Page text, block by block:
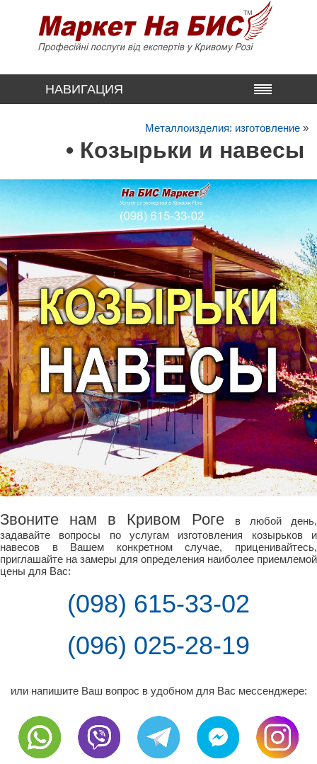
НАВИГАЦИЯ
Металлоизделия: изготовление »
• Козырьки и навесы
Звоните нам в Кривом Роге
в любой день,
задавайте вопросы по услугам изготовления козырьков и
навесов в Вашем конкретном случае, приценивайтесь,
приглашайте на замеры для определения наиболее приемлемой
цены для Вас:
(098) 615-33-02
(096) 025-28-19
или напишите Ваш вопрос в удобном для Вас мессенджере: